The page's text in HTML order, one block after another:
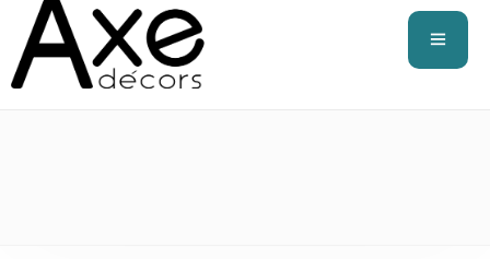
DIVERS MATERIELS